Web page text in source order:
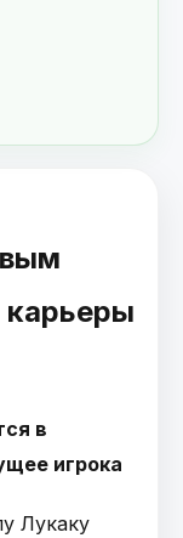
в
игрока
Лукаку